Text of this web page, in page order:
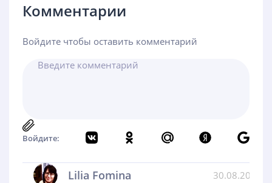
Комментарии
Войдите чтобы оставить комментарий
Войдите:
Lilia Fomina 30.08.2024